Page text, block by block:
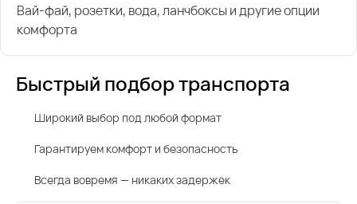
Вай-фай, розетки, вода, ланчбоксы и другие опции
комфорта
Быстрый подбор транспорта
Широкий выбор под любой формат
Гарантируем комфорт и безопасность
Всегда вовремя — никаких задержек